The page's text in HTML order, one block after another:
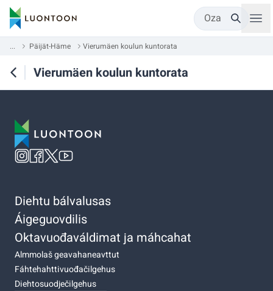
Oza
... Päijät-Häme Vierumäen koulun kuntorata
Vierumäen koulun kuntorata
Diehtu bálvalusas
Áigeguovdilis
Oktavuođaváldimat ja máhcahat
Almmolaš geavahaneavttut
Fáhtehahttivuođačilgehus
Diehtosuodječilgehus